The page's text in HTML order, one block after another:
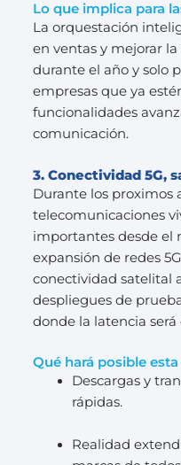
Lo que implica para
La orquestación
en ventas y mejorar
durante el año y solo
empresas que ya
funcionalidades
comunicación.
3. Conectividad 5G,
Durante los proximos
telecomunicaciones
importantes desde el
expansión de redes
conectividad satelital
despliegues de
donde la latencia
Qué hará posible
Descargas y
rápidas.
Realidad